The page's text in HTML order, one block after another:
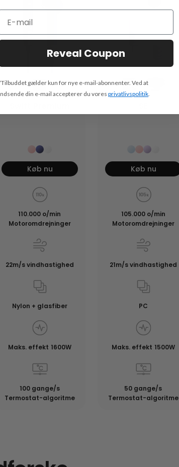
Køb nu
110.000 o/min
Motoromdrejninger
22m/s vindhastighed
Nylon + glasfiber
Maks. effekt 1600W
100 gange/s
Termostat-algoritme
Køb nu
105.000 o/min
Motoromdrejninger
21m/s vindhastighed
PC
Maks. effekt 1500W
50 gange/s
Termostat-algoritme
Reveal Coupon
gælder kun for nye e-mail-abonnenter. Ved at
din e-mail accepterer du voresprivatlivspolitik.